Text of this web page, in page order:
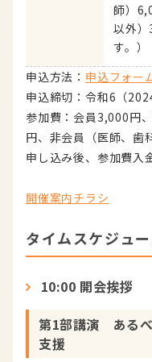
師）
以外
す。）
申込方法： 申込フォー
申込締切：令和6（
参加費：会員3,000円
円、非会員（医師、歯
申し込み後、参加費入
開催案内チラシ
タイムスケジュ
10:00 開会挨拶
第1部講演 ある
支援